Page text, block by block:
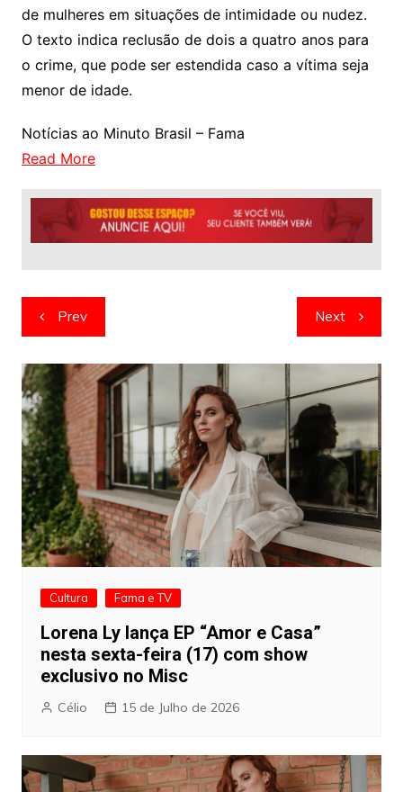
de mulheres em situações de intimidade ou nudez.
O texto indica reclusão de dois a quatro anos para
o crime, que pode ser estendida caso a vítima seja
menor de idade.
Notícias ao Minuto Brasil – Fama
Read More
Navegação
de
artigos
Prev Next
Cultura Fama e TV
Lorena Ly lança EP “Amor e Casa”
nesta sexta-feira (17) com show
exclusivo no Misc
Célio 15 de Julho de 2026